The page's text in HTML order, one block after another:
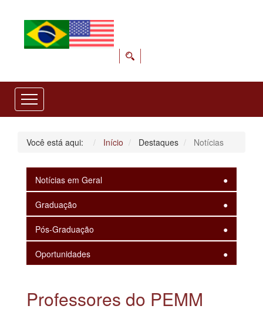
Você está aqui: Início Destaques Notícias
Notícias em Geral
Graduação
Pós-Graduação
Oportunidades
Professores do PEMM